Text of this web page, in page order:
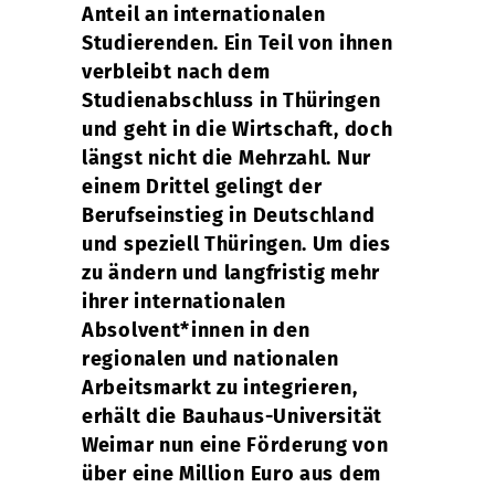
Anteil an internationalen
Studierenden. Ein Teil von ihnen
verbleibt nach dem
Studienabschluss in Thüringen
und geht in die Wirtschaft, doch
längst nicht die Mehrzahl. Nur
einem Drittel gelingt der
Berufseinstieg in Deutschland
und speziell Thüringen. Um dies
zu ändern und langfristig mehr
ihrer internationalen
Absolvent*innen in den
regionalen und nationalen
Arbeitsmarkt zu integrieren,
erhält die Bauhaus-Universität
Weimar nun eine Förderung von
über eine Million Euro aus dem